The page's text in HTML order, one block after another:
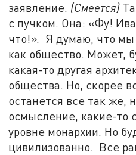
заявление. (Смеется)
с пучком. Она: «Фу!
что!». Я думаю, что мы
как общество. Может,
какая-то другая
общества. Но, скорее
останется все так же,
осмысление, какие-то
уровне монархии. Но
цивилизованно. Все